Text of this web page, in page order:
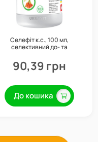
Селефіт к.с., 100 мл,
селективний до- та
широкого спектра дії, Укравіт
90,39 грн
До кошика